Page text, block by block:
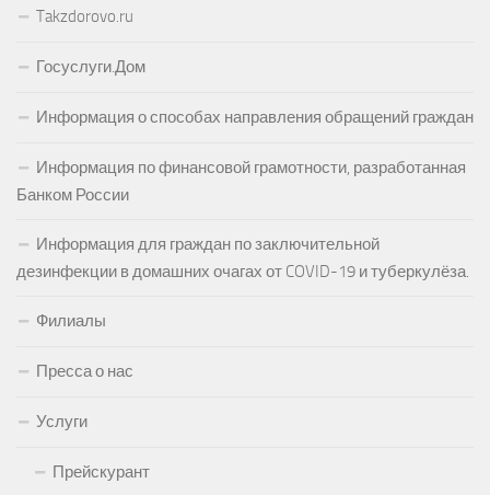
Takzdorovo.ru
Госуслуги.Дом
Информация о способах направления обращений граждан
Информация по финансовой грамотности, разработанная
Банком России
Информация для граждан по заключительной
дезинфекции в домашних очагах от COVID-19 и туберкулёза.
Филиалы
Пресса о нас
Услуги
Прейскурант